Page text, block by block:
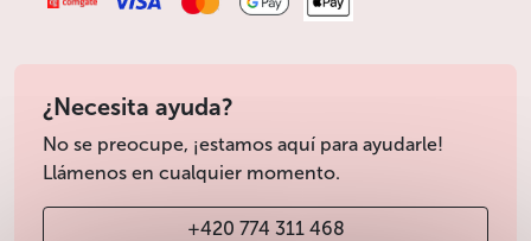
¿Necesita ayuda?
No se preocupe, ¡estamos aquí para ayudarle!
Llámenos en cualquier momento.
+420 774 311 468